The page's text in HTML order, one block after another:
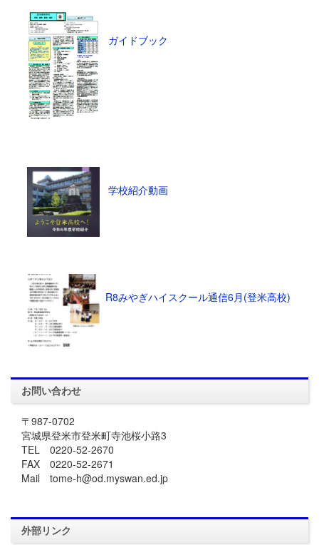
ガイドブック
学校紹介動画
R8みやぎハイスクール通信6月(登米高校)
お問い合わせ
〒987-0702
宮城県登米市登米町寺池桜小路3
TEL 0220-52-2670
FAX 0220-52-2671
Mail tome-h@od.myswan.ed.jp
外部リンク